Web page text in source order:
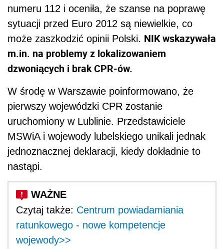
numeru 112 i oceniła, że szanse na poprawę
sytuacji przed Euro 2012 są niewielkie, co
może zaszkodzić opinii Polski. NIK wskazywała
m.in. na problemy z lokalizowaniem
dzwoniących i brak CPR-ów.
W środę w Warszawie poinformowano, że
pierwszy wojewódzki CPR zostanie
uruchomiony w Lublinie. Przedstawiciele
MSWiA i wojewody lubelskiego unikali jednak
jednoznacznej deklaracji, kiedy dokładnie to
nastąpi.
Czytaj także: Centrum powiadamiania
ratunkowego - nowe kompetencje
wojewody>>